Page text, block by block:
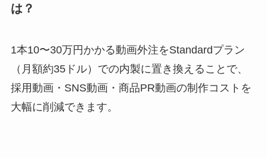
は？
1本10〜30万円かかる動画外注をStandardプラン
（月額約35ドル）での内製に置き換えることで、
採用動画・SNS動画・商品PR動画の制作コストを
大幅に削減できます。